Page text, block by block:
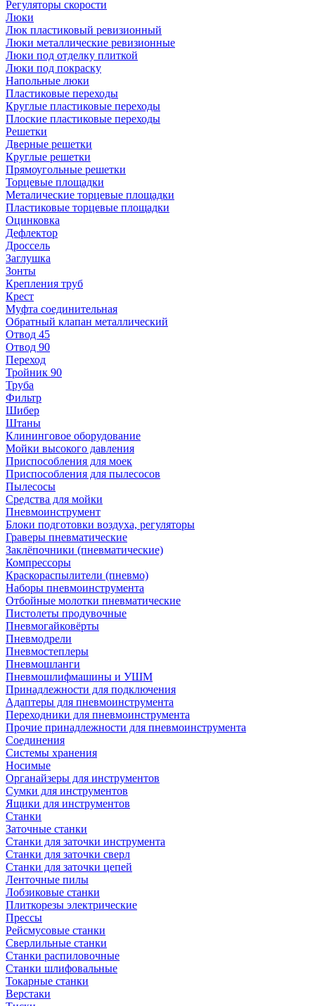
Регуляторы скорости
Люки
Люк пластиковый ревизионный
Люки металлические ревизионные
Люки под отделку плиткой
Люки под покраску
Напольные люки
Пластиковые переходы
Круглые пластиковые переходы
Плоские пластиковые переходы
Решетки
Дверные решетки
Круглые решетки
Прямоугольные решетки
Торцевые площадки
Металические торцевые площадки
Пластиковые торцевые площадки
Оцинковка
Дефлектор
Дроссель
Заглушка
Зонты
Крепления труб
Крест
Муфта соединительная
Обратный клапан металлический
Отвод 45
Отвод 90
Переход
Тройник 90
Труба
Фильтр
Шибер
Штаны
Клининговое оборудование
Мойки высокого давления
Приспособления для моек
Приспособления для пылесосов
Пылесосы
Средства для мойки
Пневмоинструмент
Блоки подготовки воздуха, регуляторы
Граверы пневматические
Заклёпочники (пневматические)
Компрессоры
Краскораспылители (пневмо)
Наборы пневмоинструмента
Отбойные молотки пневматические
Пистолеты продувочные
Пневмогайковёрты
Пневмодрели
Пневмостеплеры
Пневмошланги
Пневмошлифмашины и УШМ
Принадлежности для подключения
Адаптеры для пневмоинструмента
Переходники для пневмоинструмента
Прочие принадлежности для пневмоинструмента
Соединения
Системы хранения
Носимые
Органайзеры для инструментов
Сумки для инструментов
Ящики для инструментов
Станки
Заточные станки
Станки для заточки инструмента
Станки для заточки сверл
Станки для заточки цепей
Ленточные пилы
Лобзиковые станки
Плиткорезы электрические
Прессы
Рейсмусовые станки
Сверлильные станки
Станки распиловочные
Станки шлифовальные
Токарные станки
Верстаки